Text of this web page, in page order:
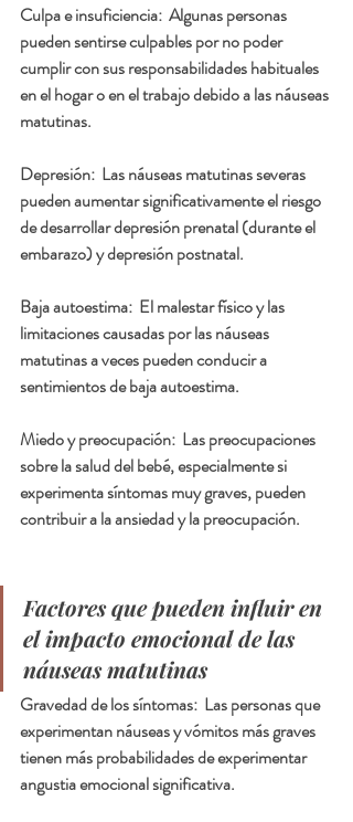
Culpa e insuficiencia:
  Algunas personas
pueden sentirse culpables por no poder
cumplir con sus responsabilidades habituales
en el hogar o en el trabajo debido a las náuseas
matutinas.
Depresión:  Las náuseas matutinas severas
pueden aumentar significativamente el riesgo
de desarrollar depresión prenatal (durante el
embarazo) y depresión postnatal.
Baja autoestima: El malestar físico y las
limitaciones causadas por las náuseas
matutinas a veces pueden conducir a
sentimientos de baja autoestima.
Miedo y preocupación: Las preocupaciones
sobre la salud del bebé, especialmente si
experimenta síntomas muy graves, pueden
contribuir a la ansiedad y la preocupación.
Factores que pueden influir en
el impacto emocional de las
náuseas matutinas
Gravedad de los síntomas:
  Las personas que
experimentan náuseas y vómitos más graves
tienen más probabilidades de experimentar
angustia emocional significativa.